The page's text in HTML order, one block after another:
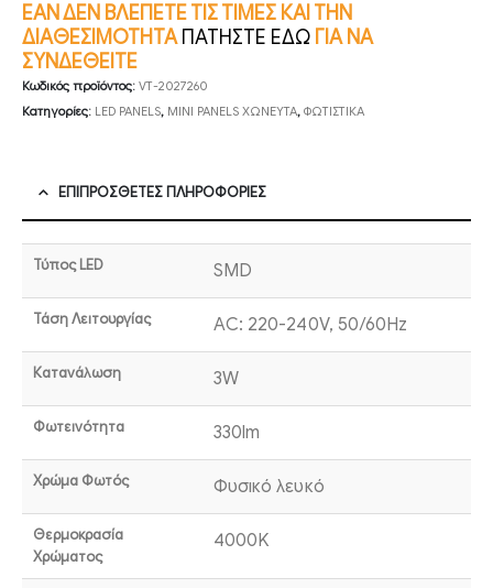
ΕΑΝ ΔΕΝ ΒΛΕΠΕΤΕ ΤΙΣ ΤΙΜΕΣ ΚΑΙ ΤΗΝ
ΔΙΑΘΕΣΙΜΟΤΗΤΑ ΠΑΤΗΣΤΕ ΕΔΩ ΓΙΑ ΝΑ
ΣΥΝΔΕΘΕΙΤΕ
Κωδικός προϊόντος: VT-2027260
Κατηγορίες: LED PANELS, MINI PANELS ΧΩΝΕΥΤΑ, ΦΩΤΙΣΤΙΚΑ
ΕΠΙΠΡΌΣΘΕΤΕΣ ΠΛΗΡΟΦΟΡΊΕΣ
Τύπος LED SMD
Τάση Λειτουργίας AC: 220-240V, 50/60Hz
Κατανάλωση 3W
Φωτεινότητα 330lm
Χρώμα Φωτός Φυσικό λευκό
Θερμοκρασία
Χρώματος
4000K